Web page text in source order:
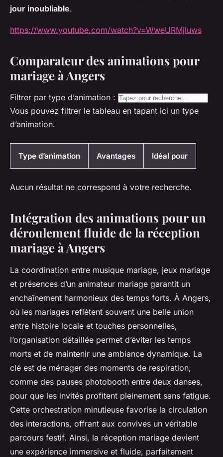
jour inoubliable.
https://www.youtube.com/watch?v=WweURMjluws
Comparateur des animations pour
mariage à Angers
Filtrer par type d’animation :
Vous pouvez filtrer le tableau en tapant ici un type
d’animation.
Type d’animation Avantages Idéal pour
Aucun résultat ne correspond à votre recherche.
Intégration des animations pour un
déroulement fluide de la réception
mariage à Angers
La coordination entre musique mariage, jeux mariage
et présences d’un animateur mariage garantit un
enchaînement harmonieux des temps forts. À Angers,
où les mariages reflètent souvent une belle union
entre histoire locale et touches personnelles,
l’organisation détaillée permet d’éviter les temps
morts et de maintenir une ambiance dynamique. La
clé est de ménager des moments de respiration,
comme des pauses photobooth entre deux danses,
pour que les invités profitent pleinement sans fatigue.
Cette orchestration minutieuse favorise la circulation
des interactions, offrant aux convives un véritable
parcours festif. Ainsi, la réception mariage devient
une expérience immersive et fluide, parfaitement